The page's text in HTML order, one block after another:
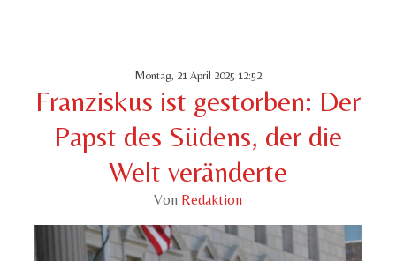
Montag, 21 April 2025 12:52
Franziskus ist gestorben: Der
Papst des Südens, der die
Welt veränderte
Von Redaktion